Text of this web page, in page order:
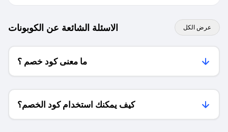
الاسئلة الشائعة عن الكوبونات عرض الكل
ما معنى كود خصم ؟
كيف يمكنك استخدام كود الخصم؟